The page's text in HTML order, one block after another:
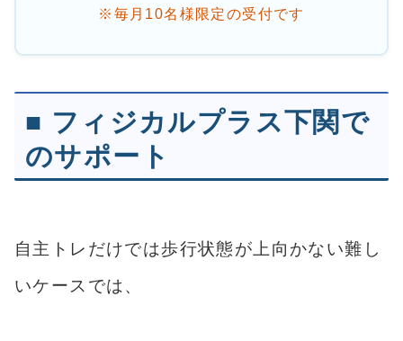
※毎月10名様限定の受付です
■ フィジカルプラス下関で
のサポート
自主トレだけでは歩行状態が上向かない難し
いケースでは、